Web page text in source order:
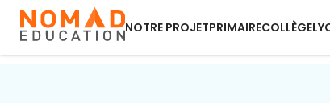
NOTRE PROJETPRIMAIRECOLLÈGE